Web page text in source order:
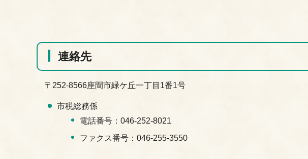
連絡先
〒252-8566座間市緑ケ丘一丁目1番1号
市税総務係
電話番号：046-252-8021
ファクス番号：046-255-3550